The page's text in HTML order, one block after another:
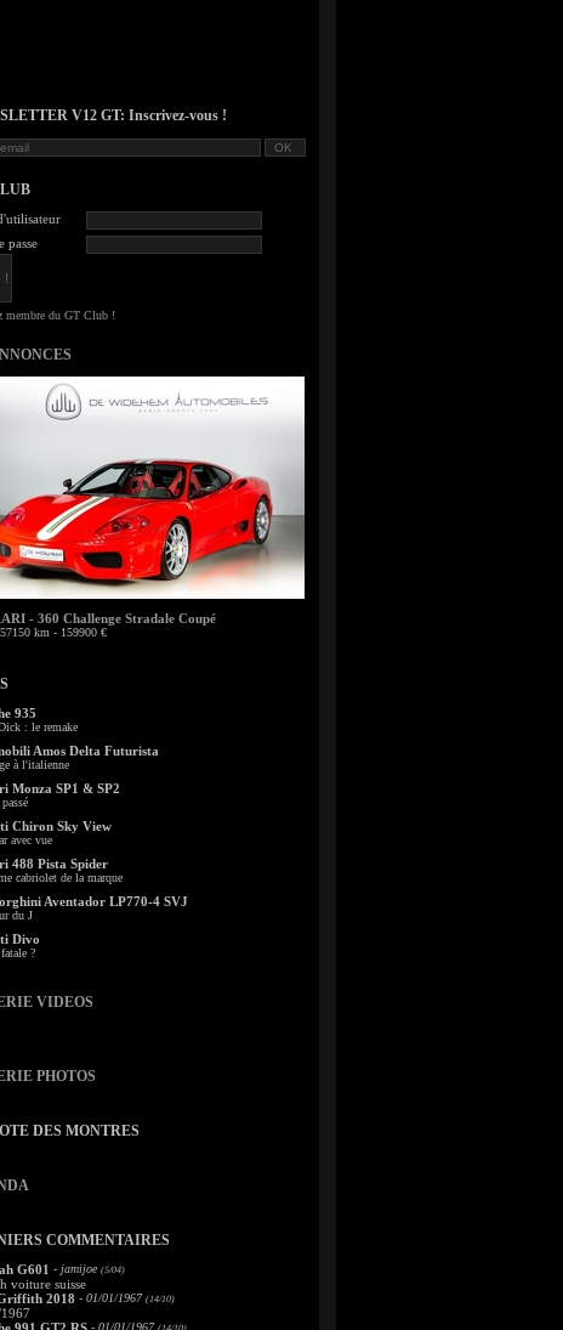
V12 GT: Inscrivez-vous !
passe
- 360 Challenge Stradale Coupé
km - 159900 €
935
: le remake
Amos Delta Futurista
à l'italienne
Monza SP1 & SP2
Chiron Sky View
avec vue
488 Pista Spider
cabriolet de la marque
Aventador LP770-4 SVJ
du J
Divo
?
VIDEOS
PHOTOS
DES MONTRES
COMMENTAIRES
G601 - jamijoe (5/04)
voiture suisse
2018 - 01/01/1967 (14/10)
- 01/01/1967